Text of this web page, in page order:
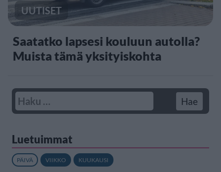
UUTISET
Saatatko lapsesi kouluun autolla?
Muista tämä yksityiskohta
Luetuimmat
PÄIVÄ VIIKKO KUUKAUSI